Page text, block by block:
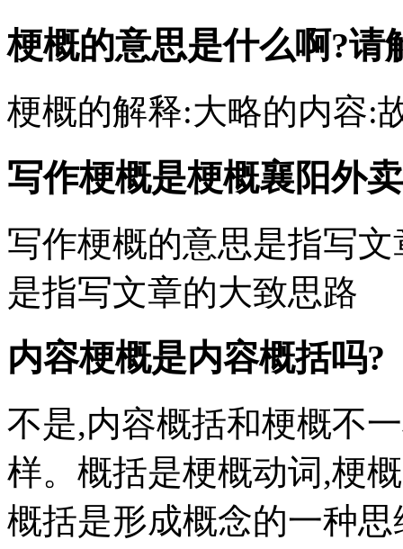
梗概的意思是什么啊?请
梗概的解释:大略的内容:
写作梗概是梗概襄阳外
写作梗概的意思是指写
是指写文章的大致思路
内容梗概是内容概括吗?
不是,内容概括和梗概不
样。概括是梗概动词,梗
概括是形成概念的一种